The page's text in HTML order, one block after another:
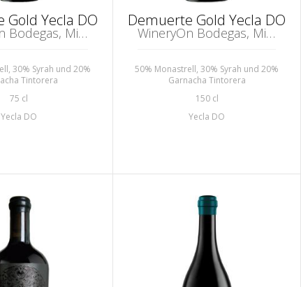
Gold Yecla DO
WineryOn Bodegas, Mislata
30% Syrah und 20%
Tintorera
75 cl
Yecla DO
Demuerte Gold Yecla DO
WineryOn Bodegas, Mislata
50% Monastrell, 30% Syrah und 20%
Garnacha Tintorera
150 cl
Yecla DO